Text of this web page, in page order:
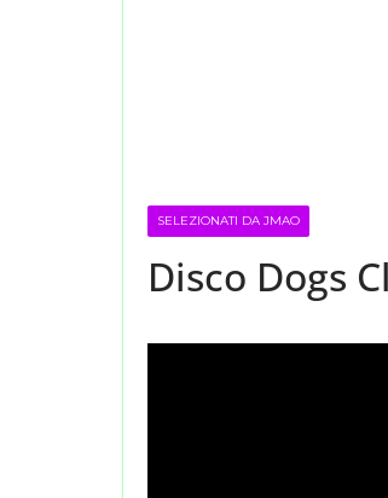
SELEZIONATI DA JMAO
Disco Dogs